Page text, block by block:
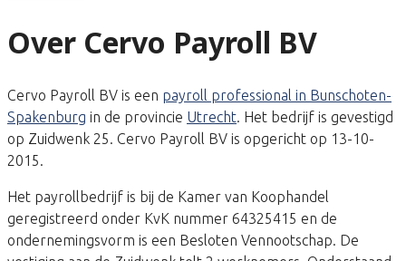
Over Cervo Payroll BV
Cervo Payroll BV is een payroll professional in Bunschoten-
Spakenburg in de provincie Utrecht. Het bedrijf is gevestigd
op Zuidwenk 25. Cervo Payroll BV is opgericht op 13-10-
2015.
Het payrollbedrijf is bij de Kamer van Koophandel
geregistreerd onder KvK nummer 64325415 en de
ondernemingsvorm is een Besloten Vennootschap. De